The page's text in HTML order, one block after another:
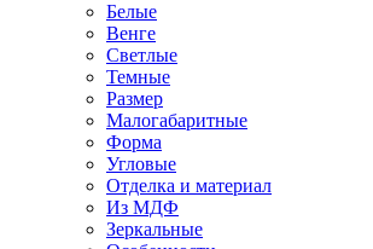
Белые
Венге
Светлые
Темные
Размер
Малогабаритные
Форма
Угловые
Отделка и материал
Из МДФ
Зеркальные